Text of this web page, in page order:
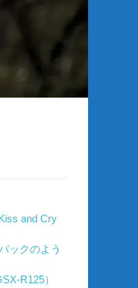
and Cry
ックのよう
R125）